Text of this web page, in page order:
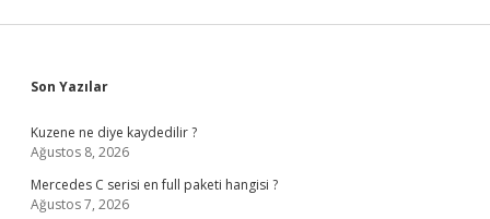
Sidebar
Son Yazılar
Kuzene ne diye kaydedilir ?
Ağustos 8, 2026
Mercedes C serisi en full paketi hangisi ?
Ağustos 7, 2026